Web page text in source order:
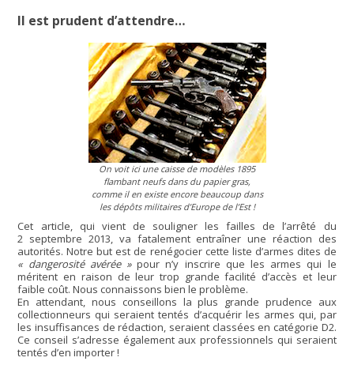
Il est prudent d’attendre…
On voit ici une caisse de modèles 1895
flambant neufs dans du papier gras,
comme il en existe encore beaucoup dans
les dépôts militaires d’Europe de l’Est !
Cet article, qui vient de souligner les failles de l’arrêté du
2 septembre 2013, va fatalement entraîner une réaction des
autorités. Notre but est de renégocier cette liste d’armes dites de
« dangerosité avérée »pour n’y inscrire que les armes qui le
méritent en raison de leur trop grande facilité d’accès et leur
faible coût. Nous connaissons bien le problème.
En attendant, nous conseillons la plus grande prudence aux
collectionneurs qui seraient tentés d’acquérir les armes qui, par
les insuffisances de rédaction, seraient classées en catégorie D2.
Ce conseil s’adresse également aux professionnels qui seraient
tentés d’en importer !